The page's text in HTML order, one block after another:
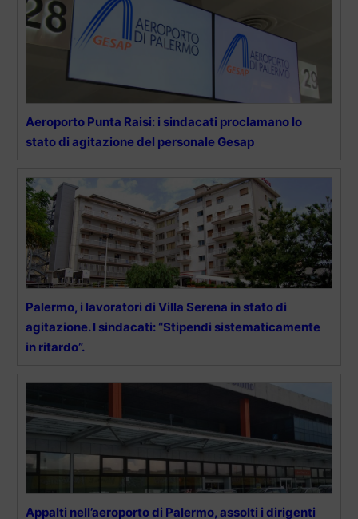
Aeroporto Punta Raisi: i sindacati proclamano lo
stato di agitazione del personale Gesap
Palermo, i lavoratori di Villa Serena in stato di
agitazione. I sindacati: “Stipendi sistematicamente
in ritardo”.
Appalti nell’aeroporto di Palermo, assolti i dirigenti